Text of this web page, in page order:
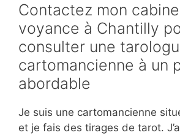
Contactez mon
voyance à Chantilly
consulter une
cartomancienne à un
abordable
Je suis une cartomancienne
et je fais des tirages de tarot.